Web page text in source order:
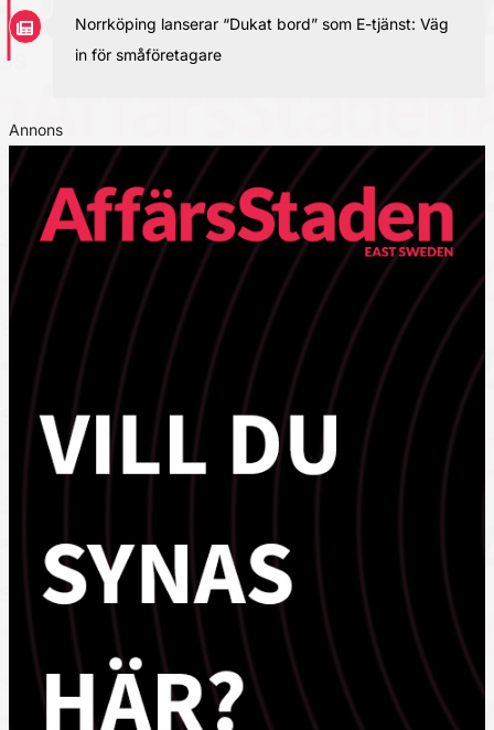
Norrköping lanserar “Dukat bord” som E-tjänst: Väg
in för småföretagare
Annons